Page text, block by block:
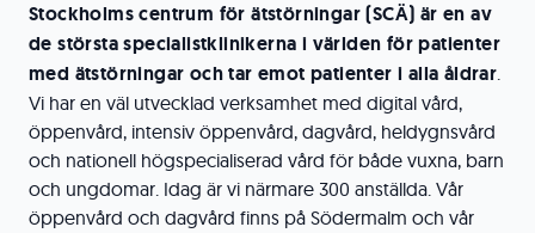
Stockholms centrum för ätstörningar (SCÄ) är en av
de största specialistklinikerna i världen förpatienter
med ätstörningar och tar emot patienter i alla åldrar.
Vi har en väl utvecklad verksamhet med digital vård,
öppenvård, intensiv öppenvård, dagvård, heldygnsvård
och nationell högspecialiserad vård för både vuxna, barn
och ungdomar. Idag är vi närmare 300 anställda. Vår
öppenvård och dagvård finns på Södermalm och vår